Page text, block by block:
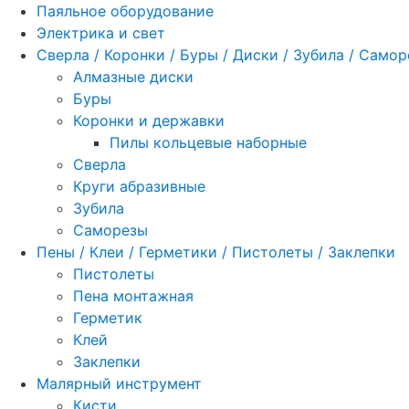
Паяльное оборудование
Электрика и свет
Сверла / Коронки / Буры / Диски / Зубила /
Алмазные диски
Буры
Коронки и державки
Пилы кольцевые наборные
Сверла
Круги абразивные
Зубила
Саморезы
Пены / Клеи / Герметики / Пистолеты / Заклепки
Пистолеты
Пена монтажная
Герметик
Клей
Заклепки
Малярный инструмент
Кисти